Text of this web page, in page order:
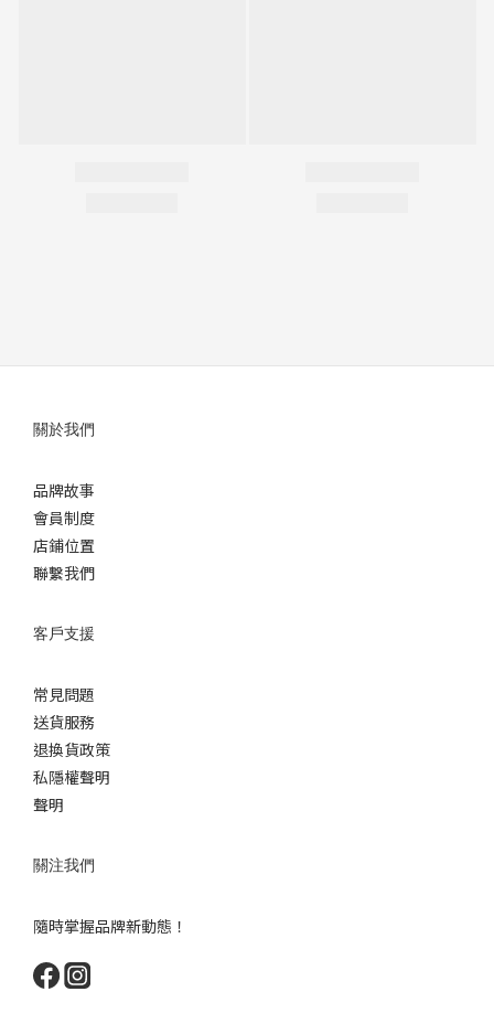
關於我們
品牌故事
會員制度
店鋪位置
聯繫我們
客戶支援
常見問題
送貨服務
退換貨政策
私隱權聲明
聲明
關注我們
隨時掌握品牌新動態！